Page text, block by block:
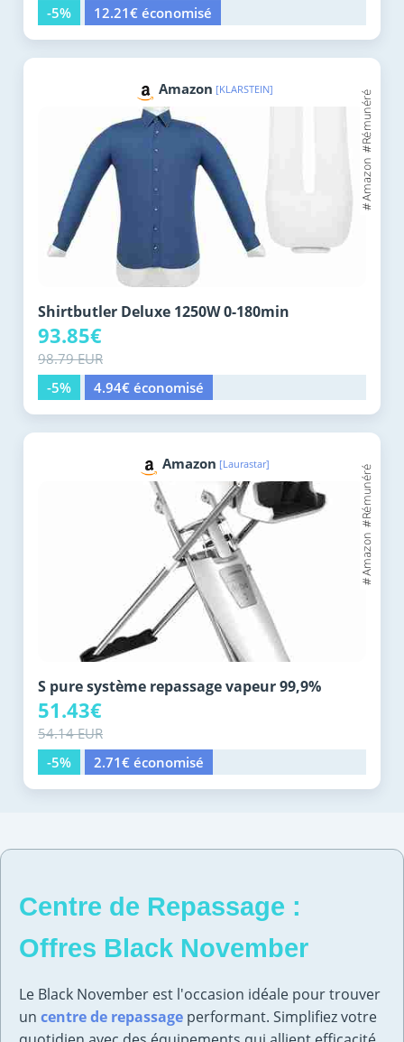
-5%
12.21€ économisé
Amazon [KLARSTEIN]
Shirtbutler Deluxe 1250W 0-180min
93.85€
98.79 EUR
-5%
4.94€ économisé
Amazon [Laurastar]
S pure système repassage vapeur 99,9%
51.43€
54.14 EUR
-5%
2.71€ économisé
Centre de Repassage :
Offres Black November
Le Black November est l'occasion idéale pour trouver
un centre de repassage performant. Simplifiez votre